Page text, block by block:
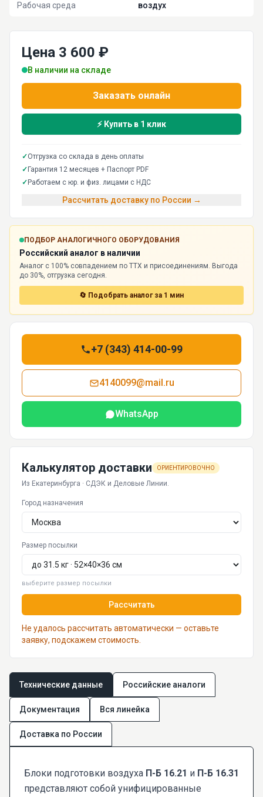
Рабочая среда воздух
Цена 3 600 ₽
В наличии на складе
Заказать онлайн
⚡ Купить в 1 клик
✓Отгрузка со склада в день оплаты
✓ Гарантия 12 месяцев + Паспорт PDF
✓ Работаем с юр. и физ. лицами с НДС
Рассчитать доставку по России →
ПОДБОР АНАЛОГИЧНОГО ОБОРУДОВАНИЯ
Российский аналог в наличии
Аналог с 100% совпадением по ТТХ и присоединениям. Выгода
до 30%, отгрузка сегодня.
🔄 Подобрать аналог за 1 мин
+7 (343) 414-00-99
4140099@mail.ru
WhatsApp
Калькулятор доставки ОРИЕНТИРОВОЧНО
Из Екатеринбурга · СДЭК и Деловые Линии.
Город назначения
Размер посылки
выберите размер посылки
Рассчитать
Не удалось рассчитать автоматически — оставьте
заявку, подскажем стоимость.
Технические данные Российские аналоги
Документация Вся линейка
Доставка по России
Блоки подготовки воздуха П-Б 16.21 и П-Б 16.31
представляют собой унифицированные